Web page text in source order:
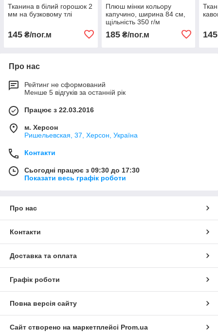
Тканина в білий горошок 2
мм на бузковому тлі
145 ₴/пог.м
Плюш мінки кольору
капучино, ширина 84 см,
щільність 350 г/м
185₴/пог.м 145
Про нас
Рейтинг не сформований
Менше 5 відгуків за останній рік
Працює з 22.03.2016
м. Херсон
Ришельевская, 37, Херсон, Україна
Контакти
Сьогодні працює з 09:30 до 17:30
Показати весь графік роботи
Про нас
Контакти
Доставка та оплата
Графік роботи
Повна версія сайту
Сайт створено на маркетплейсі Prom.ua